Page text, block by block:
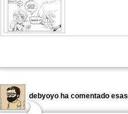
debyoyo ha comentado